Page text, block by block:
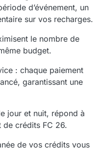
d’événement, un
sur vos recharges.
le nombre de
budget.
: chaque paiement
garantissant une
jour et nuit, répond à
de crédits FC 26.
de vos crédits vous